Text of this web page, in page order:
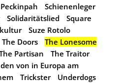
Schienenleger
Solidaritätslied
Square
Suze Rotolo
The Doors
The Lonesome
Partisan
The Traitor
von in Europa am
Trickster
Underdogs